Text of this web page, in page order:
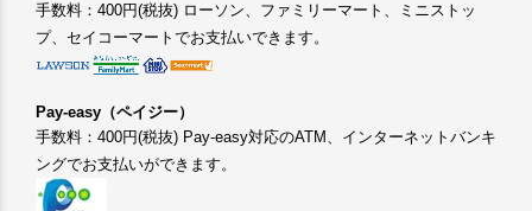
手数料：400円(税抜) ローソン、ファミリーマート、ミニストッ
プ、セイコーマートでお支払いできます。
Pay-easy（ペイジー）
手数料：400円(税抜) Pay-easy対応のATM、インターネットバンキ
ングでお支払いができます。